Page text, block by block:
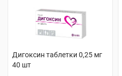
Дигоксин таблетки 0,25 мг
40 шт